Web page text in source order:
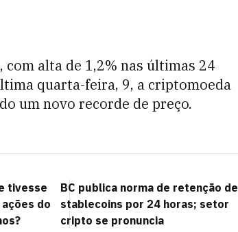
alta de 1,2% nas últimas 24
quarta-feira, 9, a criptomoeda
um novo recorde de preço.
tivesse
do
BC publica norma de retenção de
stablecoins por 24 horas; setor
cripto se pronuncia